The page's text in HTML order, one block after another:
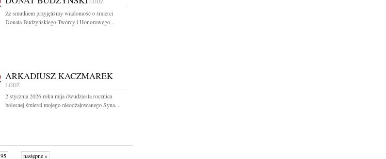
Ze smutkiem przyjęliśmy wiadomość o śmierci
Donata Budzyńskiego Twórcy i Honorowego...
ARKADIUSZ KACZMAREK
ŁÓDŹ
2 stycznia 2026 roku mija dwudziesta rocznica
bolesnej śmierci mojego nieodżałowanego Syna...
95 następne »